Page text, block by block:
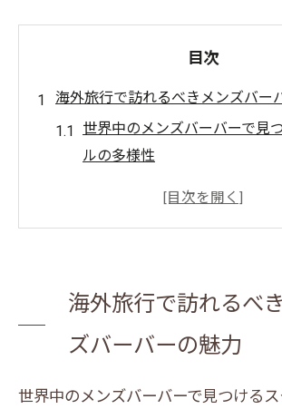
目次
海外旅行で訪れるべきメンズバー
世界中のメンズバーバーで見
ルの多様性
各国のメンズバーバーが提供
メンズバーバーが提案する現
トレンド
異文化のメンズバーバー体験
視点
海外旅行で訪れるべ
ズバーバーの魅力
世界中のメンズバーバーで見つける